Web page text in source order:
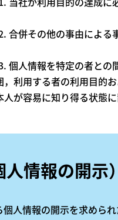
合併その他の事由による
個人情報を特定の者との
，利用する者の利用目的
人が容易に知り得る状態
情報の開示）
個人情報の開示を求めら